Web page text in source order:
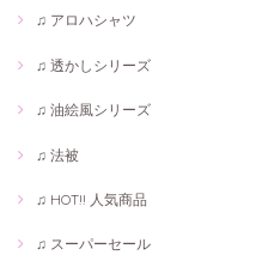
♫ アロハシャツ
♫ 透かしシリーズ
♫ 油絵風シリーズ
♫ 法被
♫ HOT!! 人気商品
♫ スーパーセール